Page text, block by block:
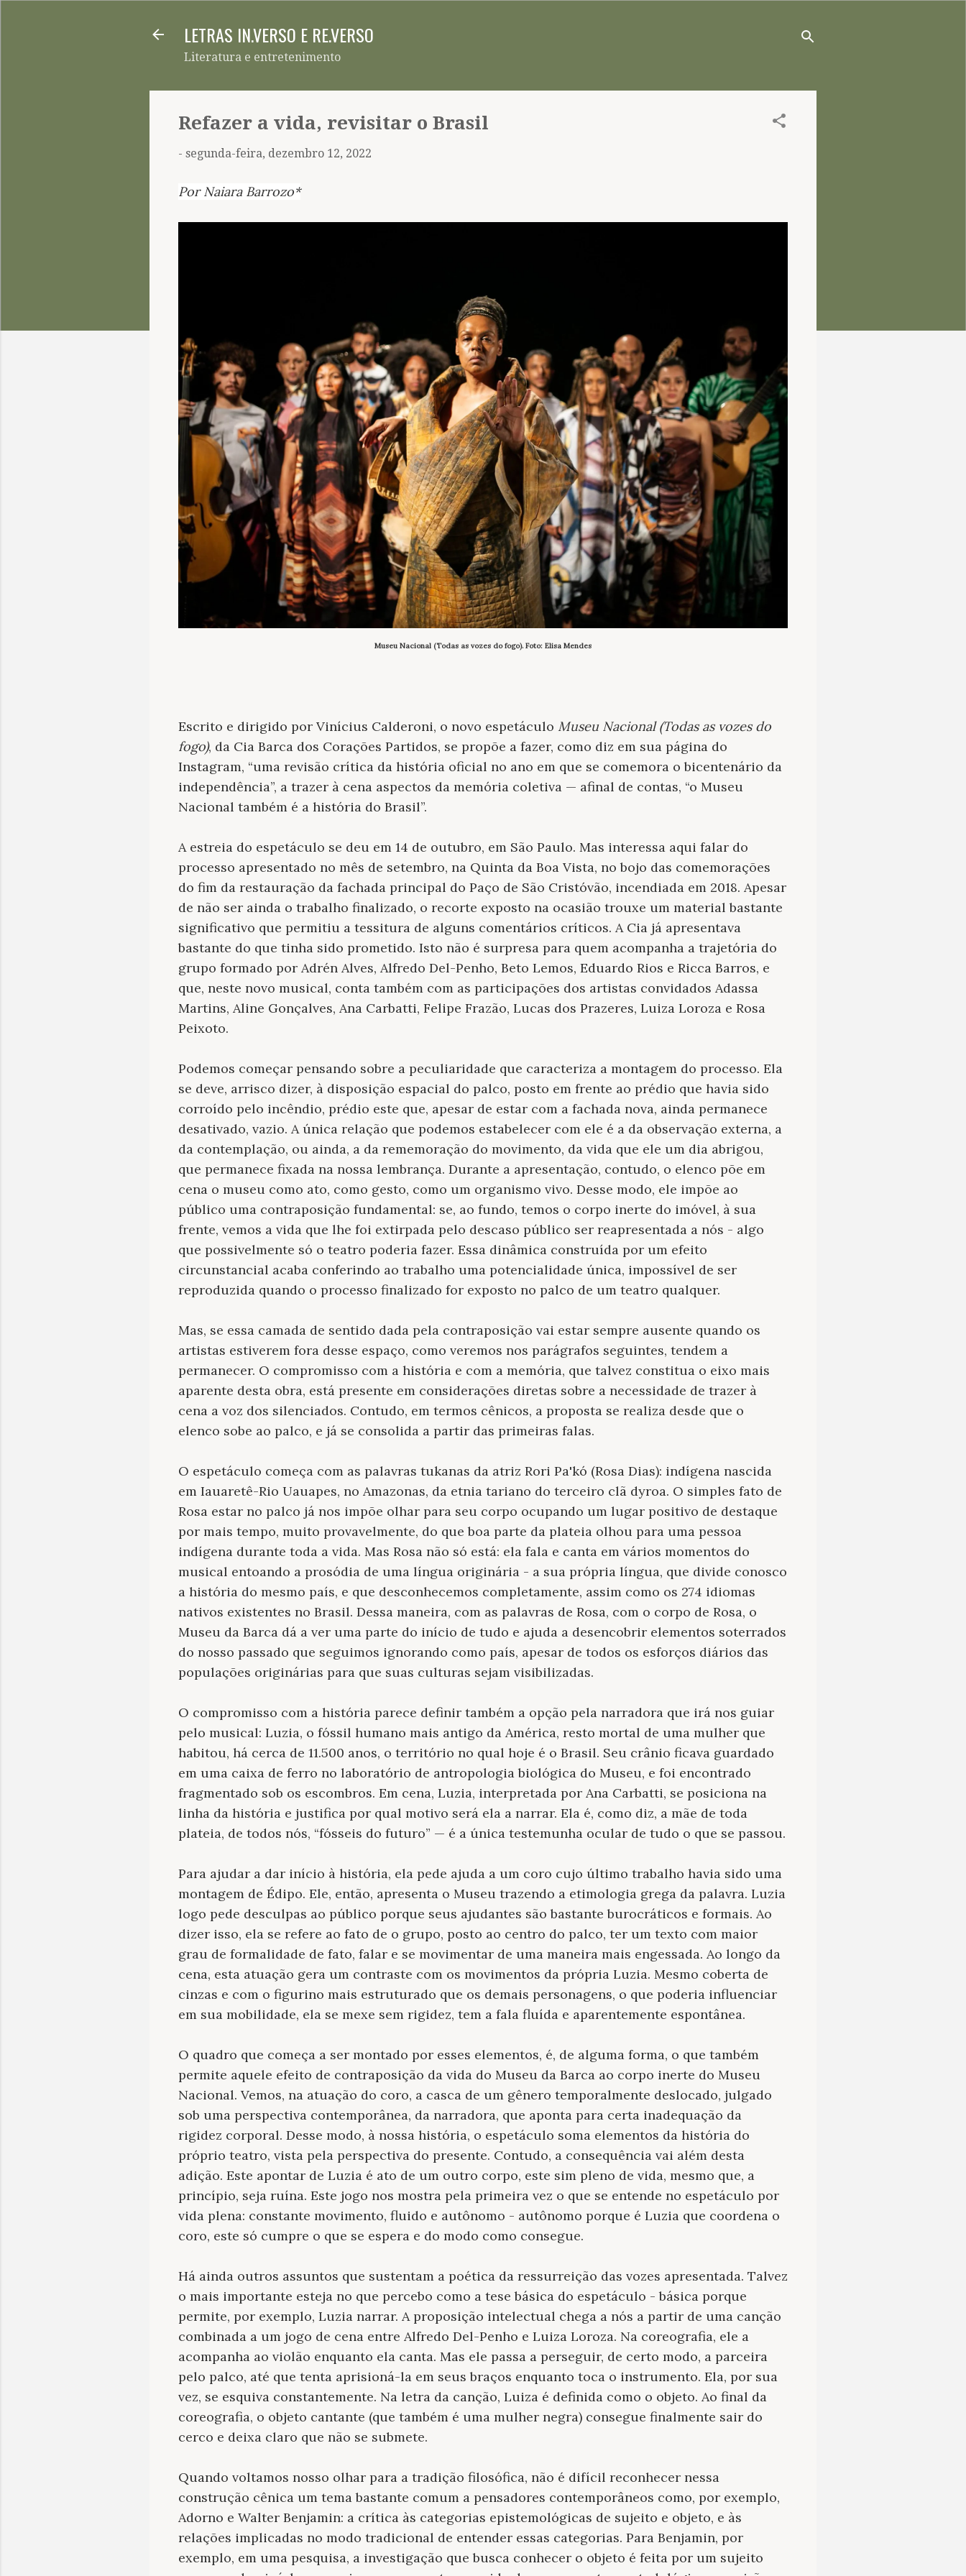
LETRAS IN.VERSO E RE.VERSO
Literatura e entretenimento
Refazer a vida, revisitar o Brasil
- segunda-feira, dezembro 12, 2022
Por Naiara Barrozo*
Museu Nacional (Todas as vozes do fogo). Foto: Elisa Mendes
Escrito e dirigido por Vinícius Calderoni, o novo espetáculo Museu Nacional (Todas as vozes do
fogo), da Cia Barca dos Corações Partidos, se propõe a fazer, como diz em sua página do
Instagram, “uma revisão crítica da história oficial no ano em que se comemora o bicentenário da
independência”, a trazer à cena aspectos da memória coletiva — afinal de contas, “o Museu
Nacional também é a história do Brasil”.
A estreia do espetáculo se deu em 14 de outubro, em São Paulo. Mas interessa aqui falar do
processo apresentado no mês de setembro, na Quinta da Boa Vista, no bojo das comemorações
do fim da restauração da fachada principal do Paço de São Cristóvão, incendiada em 2018. Apesar
de não ser ainda o trabalho finalizado, o recorte exposto na ocasião trouxe um material bastante
significativo que permitiu a tessitura de alguns comentários críticos. A Cia já apresentava
bastante do que tinha sido prometido. Isto não é surpresa para quem acompanha a trajetória do
grupo formado por Adrén Alves, Alfredo Del-Penho, Beto Lemos, Eduardo Rios e Ricca Barros, e
que, neste novo musical, conta também com as participações dos artistas convidados Adassa
Martins, Aline Gonçalves, Ana Carbatti, Felipe Frazão, Lucas dos Prazeres, Luiza Loroza e Rosa
Peixoto.
Podemos começar pensando sobre a peculiaridade que caracteriza a montagem do processo. Ela
se deve, arrisco dizer, à disposição espacial do palco, posto em frente ao prédio que havia sido
corroído pelo incêndio, prédio este que, apesar de estar com a fachada nova, ainda permanece
desativado, vazio. A única relação que podemos estabelecer com ele é a da observação externa, a
da contemplação, ou ainda, a da rememoração do movimento, da vida que ele um dia abrigou,
que permanece fixada na nossa lembrança. Durante a apresentação, contudo, o elenco põe em
cena o museu como ato, como gesto, como um organismo vivo. Desse modo, ele impõe ao
público uma contraposição fundamental: se, ao fundo, temos o corpo inerte do imóvel, à sua
frente, vemos a vida que lhe foi extirpada pelo descaso público ser reapresentada a nós - algo
que possivelmente só o teatro poderia fazer. Essa dinâmica construída por um efeito
circunstancial acaba conferindo ao trabalho uma potencialidade única, impossível de ser
reproduzida quando o processo finalizado for exposto no palco de um teatro qualquer.
Mas, se essa camada de sentido dada pela contraposição vai estar sempre ausente quando os
artistas estiverem fora desse espaço, como veremos nos parágrafos seguintes, tendem a
permanecer. O compromisso com a história e com a memória, que talvez constitua o eixo mais
aparente desta obra, está presente em considerações diretas sobre a necessidade de trazer à
cena a voz dos silenciados. Contudo, em termos cênicos, a proposta se realiza desde que o
elenco sobe ao palco, e já se consolida a partir das primeiras falas.
O espetáculo começa com as palavras tukanas da atriz Rori Pa'kó (Rosa Dias): indígena nascida
em Iauaretê-Rio Uauapes, no Amazonas, da etnia tariano do terceiro clã dyroa. O simples fato de
Rosa estar no palco já nos impõe olhar para seu corpo ocupando um lugar positivo de destaque
por mais tempo, muito provavelmente, do que boa parte da plateia olhou para uma pessoa
indígena durante toda a vida. Mas Rosa não só está: ela fala e canta em vários momentos do
musical entoando a prosódia de uma língua originária - a sua própria língua, que divide conosco
a história do mesmo país, e que desconhecemos completamente, assim como os 274 idiomas
nativos existentes no Brasil. Dessa maneira, com as palavras de Rosa, com o corpo de Rosa, o
Museu da Barca dá a ver uma parte do início de tudo e ajuda a desencobrir elementos soterrados
do nosso passado que seguimos ignorando como país, apesar de todos os esforços diários das
populações originárias para que suas culturas sejam visibilizadas.
O compromisso com a história parece definir também a opção pela narradora que irá nos guiar
pelo musical: Luzia, o fóssil humano mais antigo da América, resto mortal de uma mulher que
habitou, há cerca de 11.500 anos, o território no qual hoje é o Brasil. Seu crânio ficava guardado
em uma caixa de ferro no laboratório de antropologia biológica do Museu, e foi encontrado
fragmentado sob os escombros. Em cena, Luzia, interpretada por Ana Carbatti, se posiciona na
linha da história e justifica por qual motivo será ela a narrar. Ela é, como diz, a mãe de toda
plateia, de todos nós, “fósseis do futuro” — é a única testemunha ocular de tudo o que se passou.
Para ajudar a dar início à história, ela pede ajuda a um coro cujo último trabalho havia sido uma
montagem de Édipo. Ele, então, apresenta o Museu trazendo a etimologia grega da palavra. Luzia
logo pede desculpas ao público porque seus ajudantes são bastante burocráticos e formais. Ao
dizer isso, ela se refere ao fato de o grupo, posto ao centro do palco, ter um texto com maior
grau de formalidade de fato, falar e se movimentar de uma maneira mais engessada. Ao longo da
cena, esta atuação gera um contraste com os movimentos da própria Luzia. Mesmo coberta de
cinzas e com o figurino mais estruturado que os demais personagens, o que poderia influenciar
em sua mobilidade, ela se mexe sem rigidez, tem a fala fluída e aparentemente espontânea.
O quadro que começa a ser montado por esses elementos, é, de alguma forma, o que também
permite aquele efeito de contraposição da vida do Museu da Barca ao corpo inerte do Museu
Nacional. Vemos, na atuação do coro, a casca de um gênero temporalmente deslocado, julgado
sob uma perspectiva contemporânea, da narradora, que aponta para certa inadequação da
rigidez corporal. Desse modo, à nossa história, o espetáculo soma elementos da história do
próprio teatro, vista pela perspectiva do presente. Contudo, a consequência vai além desta
adição. Este apontar de Luzia é ato de um outro corpo, este sim pleno de vida, mesmo que, a
princípio, seja ruína. Este jogo nos mostra pela primeira vez o que se entende no espetáculo por
vida plena: constante movimento, fluido e autônomo - autônomo porque é Luzia que coordena o
coro, este só cumpre o que se espera e do modo como consegue.
Há ainda outros assuntos que sustentam a poética da ressurreição das vozes apresentada. Talvez
o mais importante esteja no que percebo como a tese básica do espetáculo - básica porque
permite, por exemplo, Luzia narrar. A proposição intelectual chega a nós a partir de uma canção
combinada a um jogo de cena entre Alfredo Del-Penho e Luiza Loroza. Na coreografia, ele a
acompanha ao violão enquanto ela canta. Mas ele passa a perseguir, de certo modo, a parceira
pelo palco, até que tenta aprisioná-la em seus braços enquanto toca o instrumento. Ela, por sua
vez, se esquiva constantemente. Na letra da canção, Luiza é definida como o objeto. Ao final da
coreografia, o objeto cantante (que também é uma mulher negra) consegue finalmente sair do
cerco e deixa claro que não se submete.
Quando voltamos nosso olhar para a tradição filosófica, não é difícil reconhecer nessa
construção cênica um tema bastante comum a pensadores contemporâneos como, por exemplo,
Adorno e Walter Benjamin: a crítica às categorias epistemológicas de sujeito e objeto, e às
relações implicadas no modo tradicional de entender essas categorias. Para Benjamin, por
exemplo, em uma pesquisa, a investigação que busca conhecer o objeto é feita por um sujeito